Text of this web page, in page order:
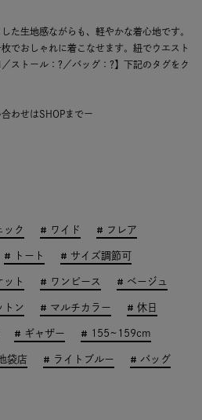
た生地感ながらも、軽やかな着心地です。
でおしゃれに着こなせます。紐でウエスト
ストール：?／バッグ：?】下記のタグをク
わせはSHOPまでー
ック ワイド フレア
トート サイズ調節可
ット ワンピース ベージュ
トン マルチカラー 休日
ギャザー 155~159cm
袋店 ライトブルー バッグ